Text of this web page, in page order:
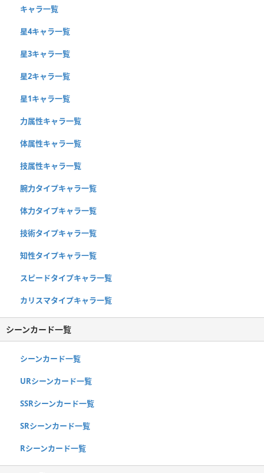
キャラ一覧
星4キャラ一覧
星3キャラ一覧
星2キャラ一覧
星1キャラ一覧
力属性キャラ一覧
体属性キャラ一覧
技属性キャラ一覧
腕力タイプキャラ一覧
体力タイプキャラ一覧
技術タイプキャラ一覧
知性タイプキャラ一覧
スピードタイプキャラ一覧
カリスマタイプキャラ一覧
シーンカード一覧
シーンカード一覧
URシーンカード一覧
SSRシーンカード一覧
SRシーンカード一覧
Rシーンカード一覧